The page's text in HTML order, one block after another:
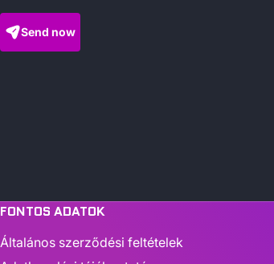
Send now
FONTOS ADATOK
Általános szerződési feltételek